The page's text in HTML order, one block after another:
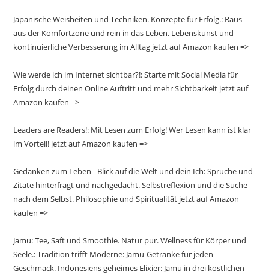
Japanische Weisheiten und Techniken. Konzepte für Erfolg.: Raus
aus der Komfortzone und rein in das Leben. Lebenskunst und
kontinuierliche Verbesserung im Alltag jetzt auf Amazon kaufen =>
Wie werde ich im Internet sichtbar?!: Starte mit Social Media für
Erfolg durch deinen Online Auftritt und mehr Sichtbarkeit jetzt auf
Amazon kaufen =>
Leaders are Readers!: Mit Lesen zum Erfolg! Wer Lesen kann ist klar
im Vorteil! jetzt auf Amazon kaufen =>
Gedanken zum Leben - Blick auf die Welt und dein Ich: Sprüche und
Zitate hinterfragt und nachgedacht. Selbstreflexion und die Suche
nach dem Selbst. Philosophie und Spiritualität jetzt auf Amazon
kaufen =>
Jamu: Tee, Saft und Smoothie. Natur pur. Wellness für Körper und
Seele.: Tradition trifft Moderne: Jamu-Getränke für jeden
Geschmack. Indonesiens geheimes Elixier: Jamu in drei köstlichen